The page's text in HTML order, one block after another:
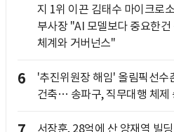
지 1위 이끈 김태수 마이크로
부사장 "AI 모델보다 중요한건
체계와 거버넌스"
6
'추진위원장 해임' 올림픽선수
건축… 송파구, 직무대행 체제
서장훈, 28억에 산 양재역 빌